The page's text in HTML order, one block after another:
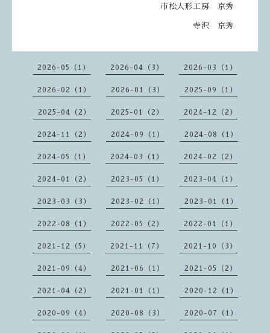
市松人形工房 京秀
寺沢 京秀
2026-05（1） 2026-04（3） 2026-03（1）
2026-02（1） 2026-01（3） 2025-09（1）
2025-04（2） 2025-01（2） 2024-12（2）
2024-11（2） 2024-09（1） 2024-08（1）
2024-05（1） 2024-03（1） 2024-02（2）
2024-01（2） 2023-05（1） 2023-04（1）
2023-03（3） 2023-02（1） 2023-01（1）
2022-08（1） 2022-05（2） 2022-01（1）
2021-12（5） 2021-11（7） 2021-10（3）
2021-09（4） 2021-06（1） 2021-05（2）
2021-04（2） 2021-01（1） 2020-12（1）
2020-09（4） 2020-08（3） 2020-07（1）